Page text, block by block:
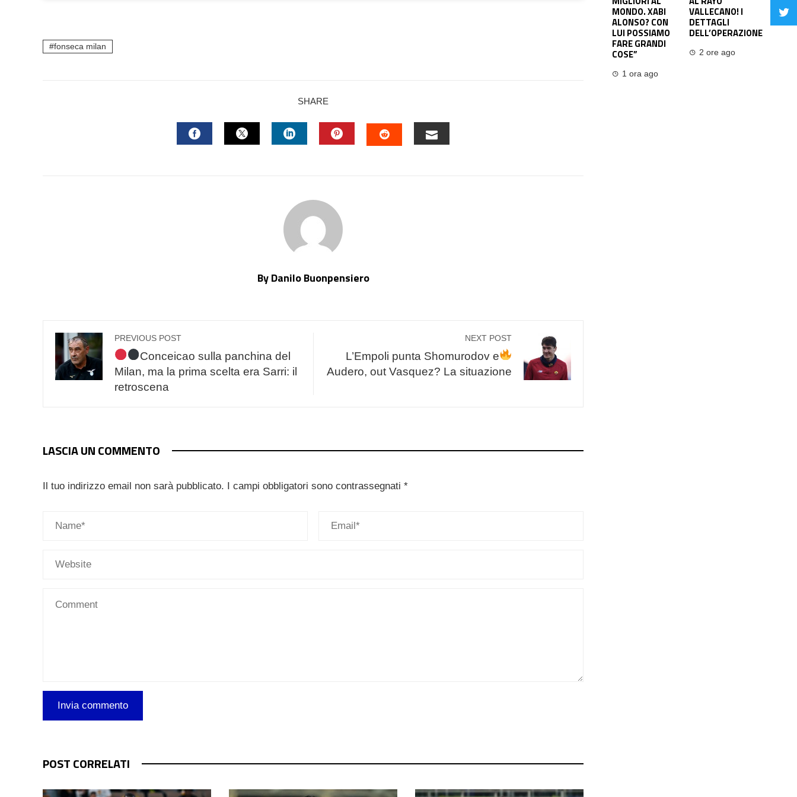
fonseca milan
SHARE
By Danilo Buonpensiero
PREVIOUS POST
Conceicao sulla panchina del
Milan, ma la prima scelta era Sarri: il
retroscena
NEXT POST
L’Empoli punta Shomurodov e
Audero, out Vasquez? La situazione
LASCIA UN COMMENTO
Il tuo indirizzo email non sarà pubblicato. I campi obbligatori sono contrassegnati *
POST CORRELATI
MONDO. XABI
ALONSO? CON
LUI POSSIAMO
FARE GRANDI
COSE”
1 ora ago
VALLECANO! I
DETTAGLI
DELL’OPERAZIONE
2 ore ago